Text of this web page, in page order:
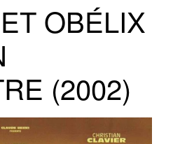
OBÉLIX
(2002)